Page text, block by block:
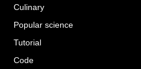
Culinary
Popular science
Tutorial
Code